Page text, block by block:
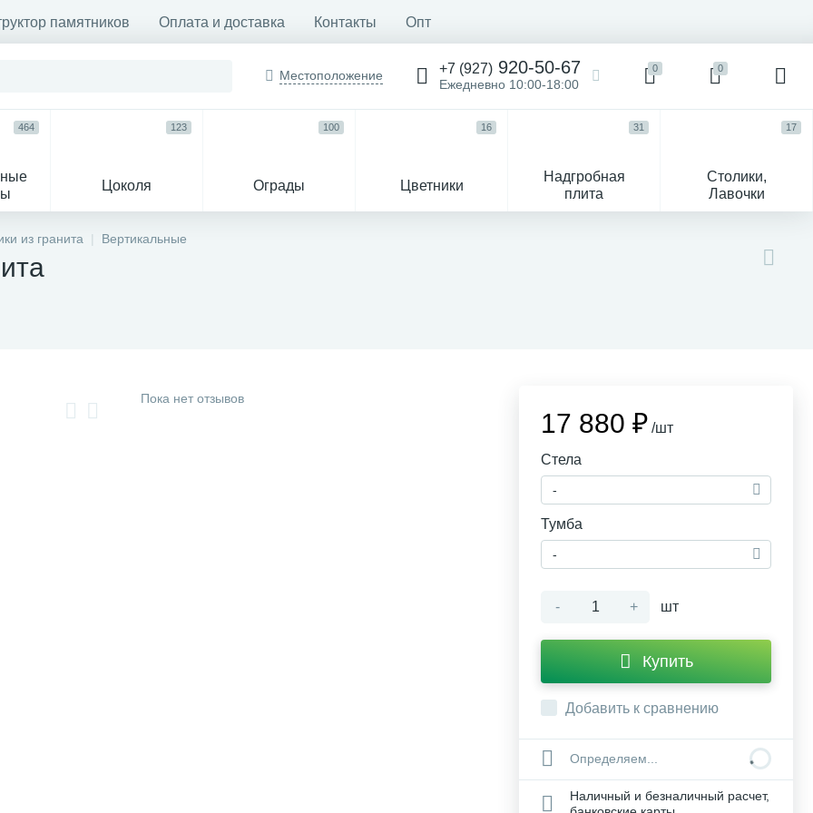
памятников Оплата и доставка Контакты Опт
Местоположение +7 (927) 920-50-67
Ежедневно 10:00-18:00
0 0
464
Цоколя
123
Ограды
100
Цветники
16
Надгробная
плита
31
Столики,
Лавочки
17
из гранита Вертикальные
Пока нет отзывов
17 880 ₽ /шт
Стела
-
Тумба
-
- + шт
Купить
Добавить к сравнению
Определяем...
Наличный и безналичный расчет,